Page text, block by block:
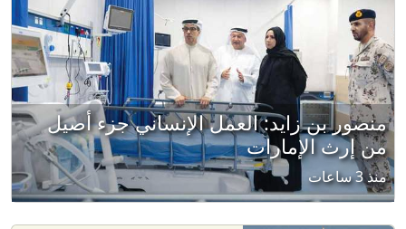
منصور بن زايد: العمل الإنساني جزء أصيل
من إرث الإمارات
منذ 3 ساعات